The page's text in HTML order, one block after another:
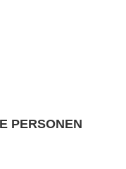
PERSONEN